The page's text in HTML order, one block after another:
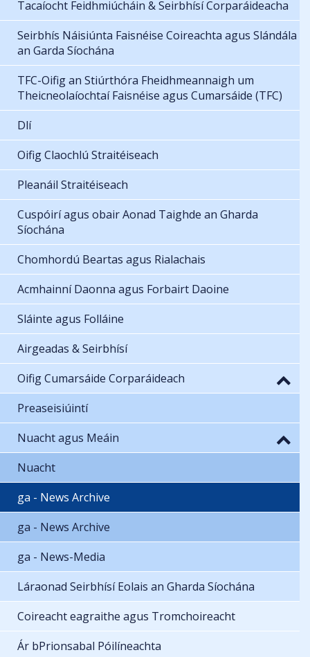
Tacaíocht Feidhmiúcháin & Seirbhísí Corparáideacha
Seirbhís Náisiúnta Faisnéise Coireachta agus Slándála
an Garda Síochána
TFC-Oifig an Stiúrthóra Fheidhmeannaigh um
Theicneolaíochtaí Faisnéise agus Cumarsáide (TFC)
Dlí
Oifig Claochlú Straitéiseach
Pleanáil Straitéiseach
Cuspóirí agus obair Aonad Taighde an Gharda
Síochána
Chomhordú Beartas agus Rialachais
Acmhainní Daonna agus Forbairt Daoine
Sláinte agus Folláine
Airgeadas & Seirbhísí
Oifig Cumarsáide Corparáideach
Preaseisiúintí
Nuacht agus Meáin
Nuacht
ga - News Archive
ga - News Archive
ga - News-Media
Láraonad Seirbhísí Eolais an Gharda Síochána
Coireacht eagraithe agus Tromchoireacht
Ár bPrionsabal Póilíneachta